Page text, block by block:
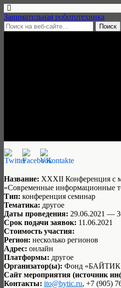
Занимательная робототехника
Название: XXXII Конференция c
«Современные информационные
Тип: конференция семинар
Тематика: другое
Даты проведения: 29.06.2021 —
Срок подачи заявок: 11.06.2021
Стоимость участия:
Регион: несколько регионов
Адрес: онлайн
Платформы: другое
Организатор(ы): Фонд
Сайт мероприятия (источник
Контакты: ito@bytic.ru, +7 (905)